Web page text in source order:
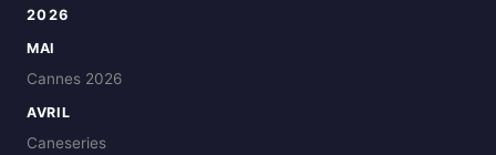
2026
MAI
Cannes 2026
AVRIL
Caneseries